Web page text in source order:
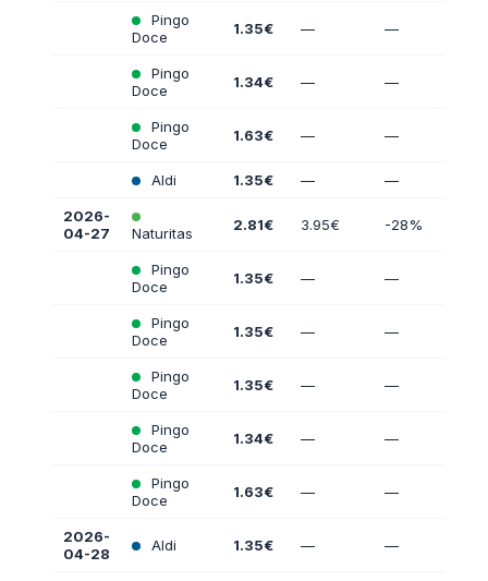
Pingo
Doce
1.35€ — —
Pingo
Doce
1.34€ — —
Pingo
Doce
1.63€ — —
Aldi 1.35€ — —
2026-
04-27
Naturitas 2.81€ 3.95€ -28%
Pingo
Doce
1.35€ — —
Pingo
Doce
1.35€ — —
Pingo
Doce
1.35€ — —
Pingo
Doce
1.34€ — —
Pingo
Doce
1.63€ — —
2026-
04-28
Aldi 1.35€ — —